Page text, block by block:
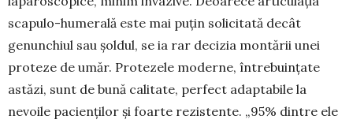
scapulo-hu­merală este mai puțin solicitată decât
genunchiul sau șoldul, se ia rar decizia montării unei
proteze de umăr. Protezele moderne, întrebuințate
astăzi, sunt de bună calitate, perfect adaptabile la
nevoile pacienților și foarte rezistente. „95% dintre ele